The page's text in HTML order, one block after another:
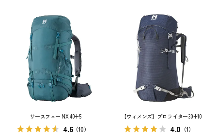
サースフェー NX 40+5
4.6（10）
【ウィメンズ】プロライター30+10
4.0 （1）